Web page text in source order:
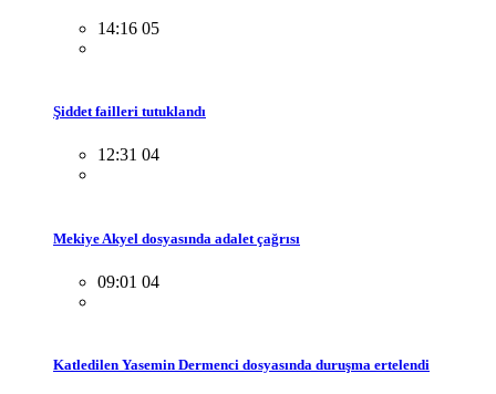
14:16 05
Şiddet failleri tutuklandı
12:31 04
Mekiye Akyel dosyasında adalet çağrısı
09:01 04
Katledilen Yasemin Dermenci dosyasında duruşma ertelendi